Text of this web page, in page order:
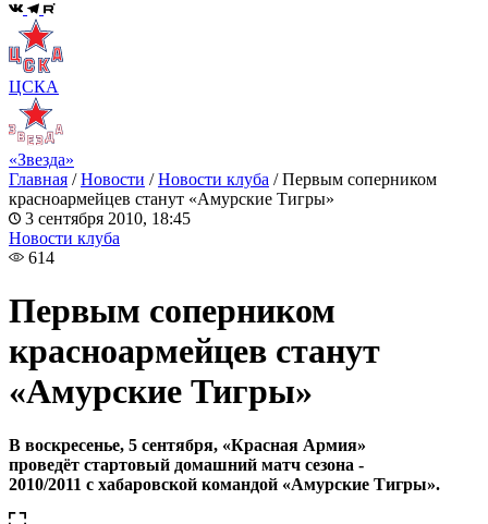
ЦСКА
«Звезда»
Главная /Новости /Новости клуба /Первым соперником
красноармейцев станут «Амурские Тигры»
3 сентября 2010, 18:45
Новости клуба
614
Первым соперником
красноармейцев станут
«Амурские Тигры»
В воскресенье, 5 сентября, «Красная Армия»
проведёт стартовый домашний матч сезона -
2010/2011 с хабаровской командой «Амурские Тигры».